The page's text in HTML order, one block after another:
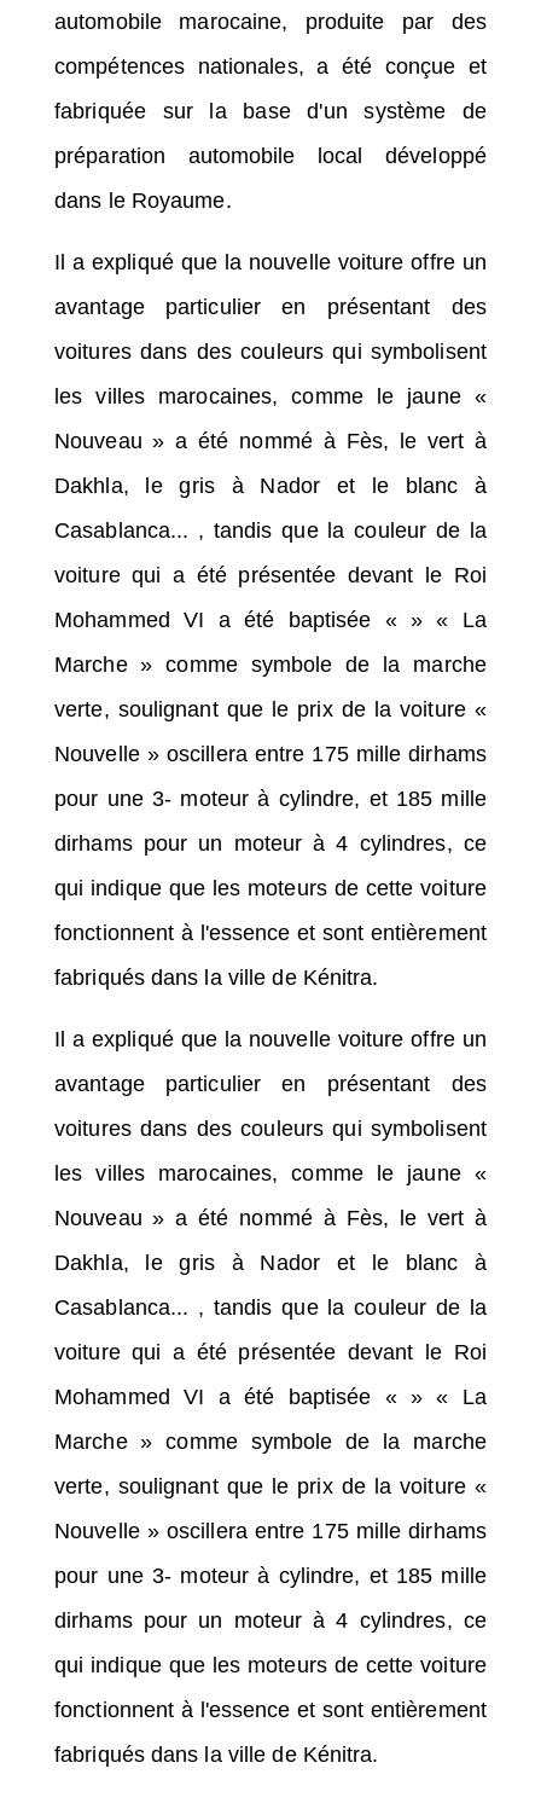
automobile marocaine, produite par des
compétences nationales, a été conçue et
fabriquée sur la base d'un système de
préparation automobile local développé
dans le Royaume.
Il a expliqué que la nouvelle voiture offre un
avantage particulier en présentant des
voitures dans des couleurs qui symbolisent
les villes marocaines, comme le jaune «
Nouveau » a été nommé à Fès, le vert à
Dakhla, le gris à Nador et le blanc à
Casablanca... , tandis que la couleur de la
voiture qui a été présentée devant le Roi
Mohammed VI a été baptisée « » « La
Marche » comme symbole de la marche
verte, soulignant que le prix de la voiture «
Nouvelle » oscillera entre 175 mille dirhams
pour une 3- moteur à cylindre, et 185 mille
dirhams pour un moteur à 4 cylindres, ce
qui indique que les moteurs de cette voiture
fonctionnent à l'essence et sont entièrement
fabriqués dans la ville de Kénitra.
Il a expliqué que la nouvelle voiture offre un
avantage particulier en présentant des
voitures dans des couleurs qui symbolisent
les villes marocaines, comme le jaune «
Nouveau » a été nommé à Fès, le vert à
Dakhla, le gris à Nador et le blanc à
Casablanca... , tandis que la couleur de la
voiture qui a été présentée devant le Roi
Mohammed VI a été baptisée « » « La
Marche » comme symbole de la marche
verte, soulignant que le prix de la voiture «
Nouvelle » oscillera entre 175 mille dirhams
pour une 3- moteur à cylindre, et 185 mille
dirhams pour un moteur à 4 cylindres, ce
qui indique que les moteurs de cette voiture
fonctionnent à l'essence et sont entièrement
fabriqués dans la ville de Kénitra.